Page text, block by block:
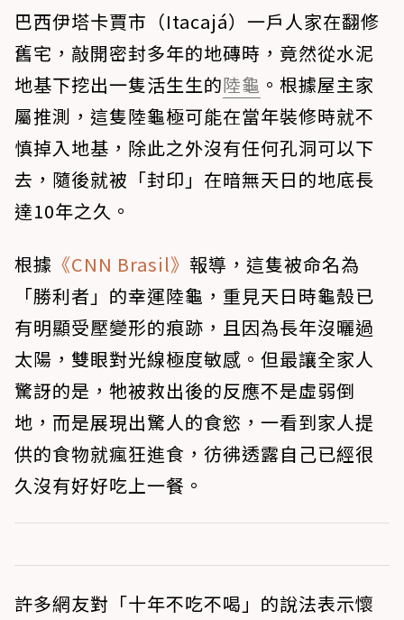
巴西伊塔卡賈市（Itacajá）一戶人家在翻修
舊宅，敲開密封多年的地磚時，竟然從水泥
地基下挖出一隻活生生的陸龜 。根據屋主家
屬推測，這隻陸龜極可能在當年裝修時就不
慎掉入地基，除此之外沒有任何孔洞可以下
去，隨後就被「封印」在暗無天日的地底長
達10年之久。
根據 《CNN Brasil》 報導，這隻被命名為
「勝利者」的幸運陸龜，重見天日時龜殼已
有明顯受壓變形的痕跡，且因為長年沒曬過
太陽，雙眼對光線極度敏感。但最讓全家人
驚訝的是，牠被救出後的反應不是虛弱倒
地，而是展現出驚人的食慾，一看到家人提
供的食物就瘋狂進食，彷彿透露自己已經很
久沒有好好吃上一餐。
許多網友對「十年不吃不喝」的說法表示懷